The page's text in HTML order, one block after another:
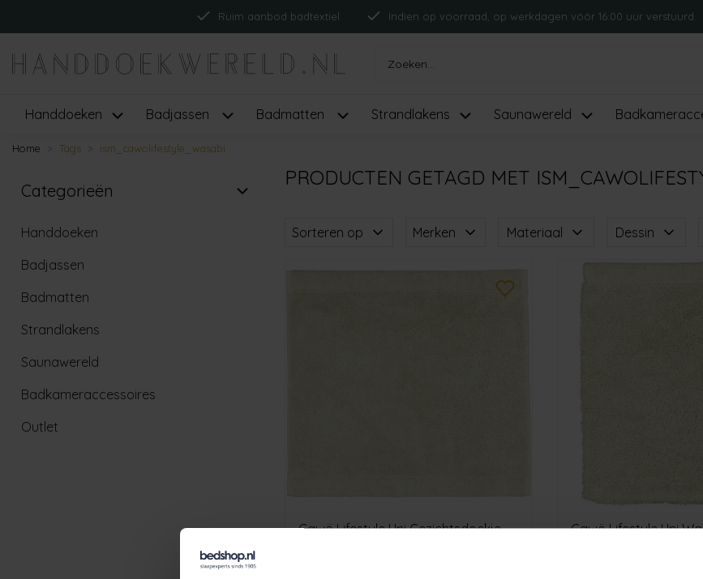
Ruim aanbod badtextiel Indien op voorraad, op werkdagen vóór 16:00 uur verstuurd.
Handdoeken Badjassen Badmatten Strandlakens Saunawereld
Home Tags ism_cawolifestyle_wasabi
Categorieën
Handdoeken
Badjassen
Badmatten
Strandlakens
Saunawereld
Badkameraccessoires
Outlet
PRODUCTEN GETAGD MET
Sorteren op Merken Materiaal Dessin
Cawö Lifestyle Uni Gezichtsdoekje
Cawö Lifestyle Uni